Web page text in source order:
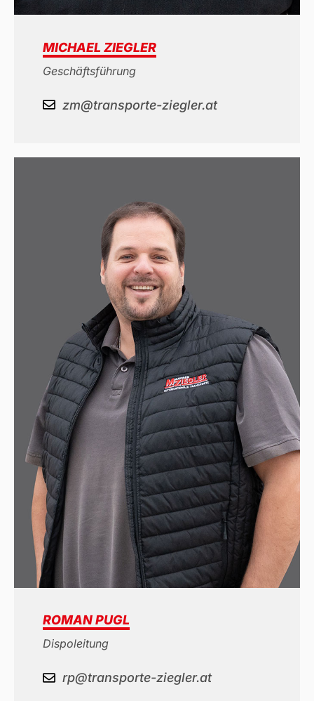
MICHAEL ZIEGLER
Geschäftsführung
zm@transporte-ziegler.at
ROMAN PUGL
Dispoleitung
rp@transporte-ziegler.at